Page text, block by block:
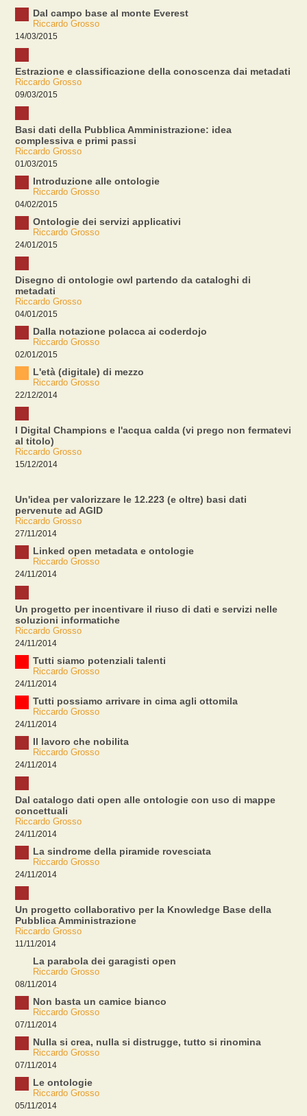
Dal campo base al monte Everest
Riccardo Grosso
14/03/2015
Estrazione e classificazione della conoscenza dai metadati
Riccardo Grosso
09/03/2015
Basi dati della Pubblica Amministrazione: idea
complessiva e primi passi
Riccardo Grosso
01/03/2015
Introduzione alle ontologie
Riccardo Grosso
04/02/2015
Ontologie dei servizi applicativi
Riccardo Grosso
24/01/2015
Disegno di ontologie owl partendo da cataloghi di
metadati
Riccardo Grosso
04/01/2015
Dalla notazione polacca ai coderdojo
Riccardo Grosso
02/01/2015
L'età (digitale) di mezzo
Riccardo Grosso
22/12/2014
I Digital Champions e l'acqua calda (vi prego non fermatevi
al titolo)
Riccardo Grosso
15/12/2014
Un'idea per valorizzare le 12.223 (e oltre) basi dati
pervenute ad AGID
Riccardo Grosso
27/11/2014
Linked open metadata e ontologie
Riccardo Grosso
24/11/2014
Un progetto per incentivare il riuso di dati e servizi nelle
soluzioni informatiche
Riccardo Grosso
24/11/2014
Tutti siamo potenziali talenti
Riccardo Grosso
24/11/2014
Tutti possiamo arrivare in cima agli ottomila
Riccardo Grosso
24/11/2014
Il lavoro che nobilita
Riccardo Grosso
24/11/2014
Dal catalogo dati open alle ontologie con uso di mappe
concettuali
Riccardo Grosso
24/11/2014
La sindrome della piramide rovesciata
Riccardo Grosso
24/11/2014
Un progetto collaborativo per la Knowledge Base della
Pubblica Amministrazione
Riccardo Grosso
11/11/2014
La parabola dei garagisti open
Riccardo Grosso
08/11/2014
Non basta un camice bianco
Riccardo Grosso
07/11/2014
Nulla si crea, nulla si distrugge, tutto si rinomina
Riccardo Grosso
07/11/2014
Le ontologie
Riccardo Grosso
05/11/2014